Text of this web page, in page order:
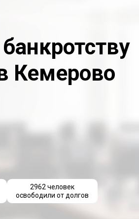
Кемерово
2962 человек
освободили от долгов